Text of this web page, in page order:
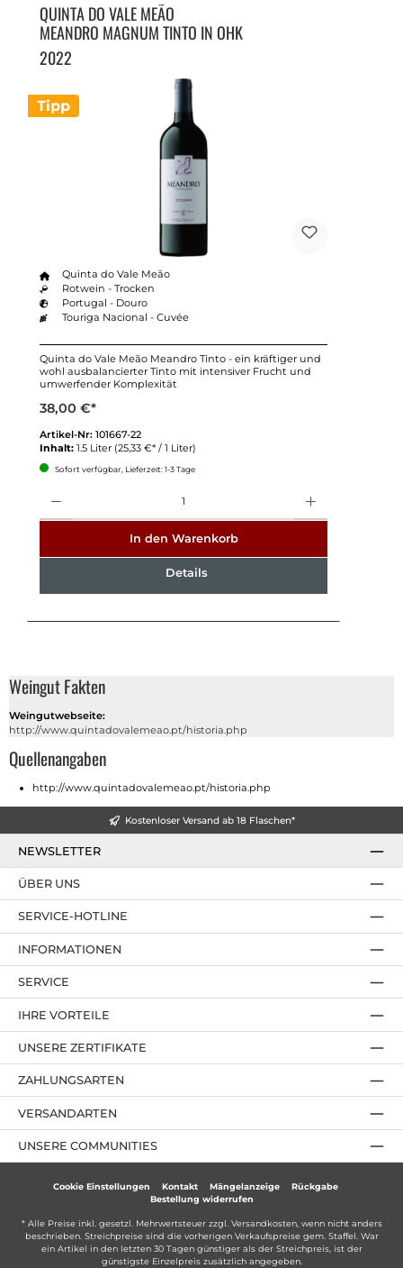
Tipp
QUINTA DO VALE MEÃO
MEANDRO MAGNUM TINTO IN OHK
2022
Quinta do Vale Meão
Rotwein - Trocken
Portugal - Douro
Touriga Nacional - Cuvée
Quinta do Vale Meão Meandro Tinto - ein kräftiger und
wohl ausbalancierter Tinto mit intensiver Frucht und
umwerfender Komplexität
38,00 €*
Artikel-Nr: 101667-22
Inhalt: 1.5 Liter (25,33 €* / 1 Liter)
Sofort verfügbar, Lieferzeit: 1-3 Tage
In den Warenkorb
Details
Weingut Fakten
Weingutwebseite:
http://www.quintadovalemeao.pt/historia.php
Quellenangaben
http://www.quintadovalemeao.pt/historia.php
Kostenloser Versand ab 18 Flaschen*
NEWSLETTER
SERVICE-HOTLINE
IHRE VORTEILE
ZAHLUNGSARTEN
ÜBER UNS
UNSERE ZERTIFIKATE
INFORMATIONEN
SERVICE
UNSERE COMMUNITIES
VERSANDARTEN
Cookie Einstellungen Kontakt Mängelanzeige
Rückgabe
Bestellung widerrufen
* Alle Preise inkl. gesetzl. Mehrwertsteuer zzgl. Versandkosten, wenn nicht anders
beschrieben. Streichpreise sind die vorherigen Verkaufspreise gem. Staffel. War
ein Artikel in den letzten 30 Tagen günstiger als der Streichpreis, ist der
günstigste Einzelpreis zusätzlich angegeben.